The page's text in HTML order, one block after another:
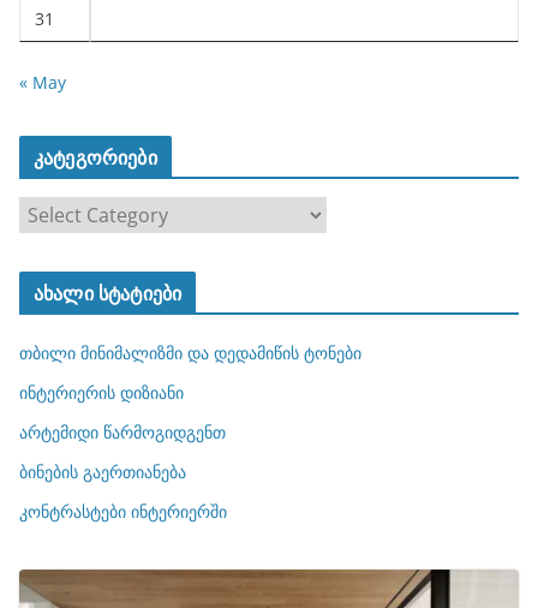
31
« May
კატეგორიები
ა
ტ
ო
რ
ბ
ი
ახალი სტატიები
თბილი მინიმალიზმი და დედამიწის ტონები
ინტერიერის დიზიანი
არტემიდი წარმოგიდგენთ
ბინების გაერთიანება
კონტრასტები ინტერიერში